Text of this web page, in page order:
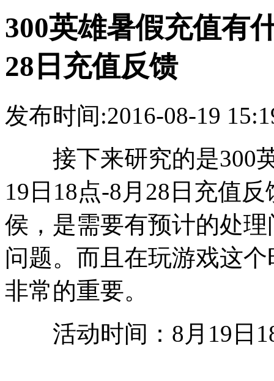
300英雄暑假充值有
28日充值反馈
发布时间:2016-08-19
接下来研究的是300英
19日18点-8月28日充值
侯，是需要有预计的处
问题。而且在玩游戏这
非常的重要。
活动时间：8月19日